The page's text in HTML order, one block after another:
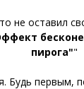
не оставил
пирога""
Будь первым,